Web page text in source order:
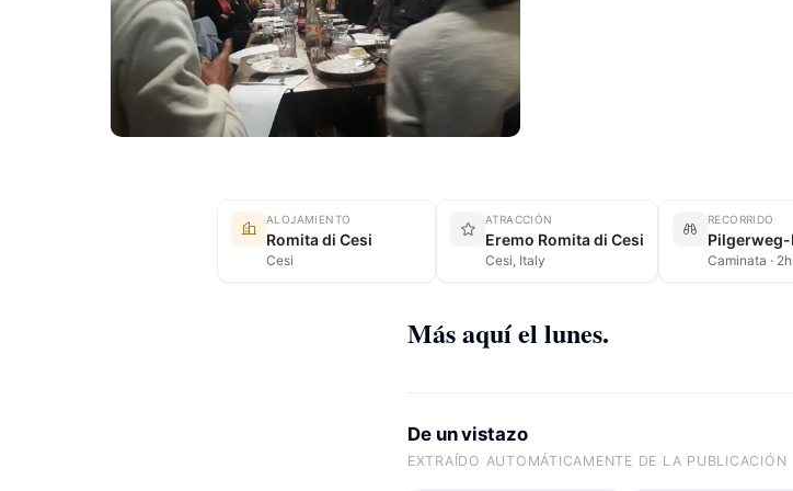
ALOJAMIENTO
Romita di Cesi
Cesi
ATRACCIÓN
Eremo Romita di Cesi
Cesi, Italy
RECORRIDO
Caminata · 2h
Más aquí el lunes.
De un vistazo
EXTRAÍDO AUTOMÁTICAMENTE DE LA PUBLICACIÓN